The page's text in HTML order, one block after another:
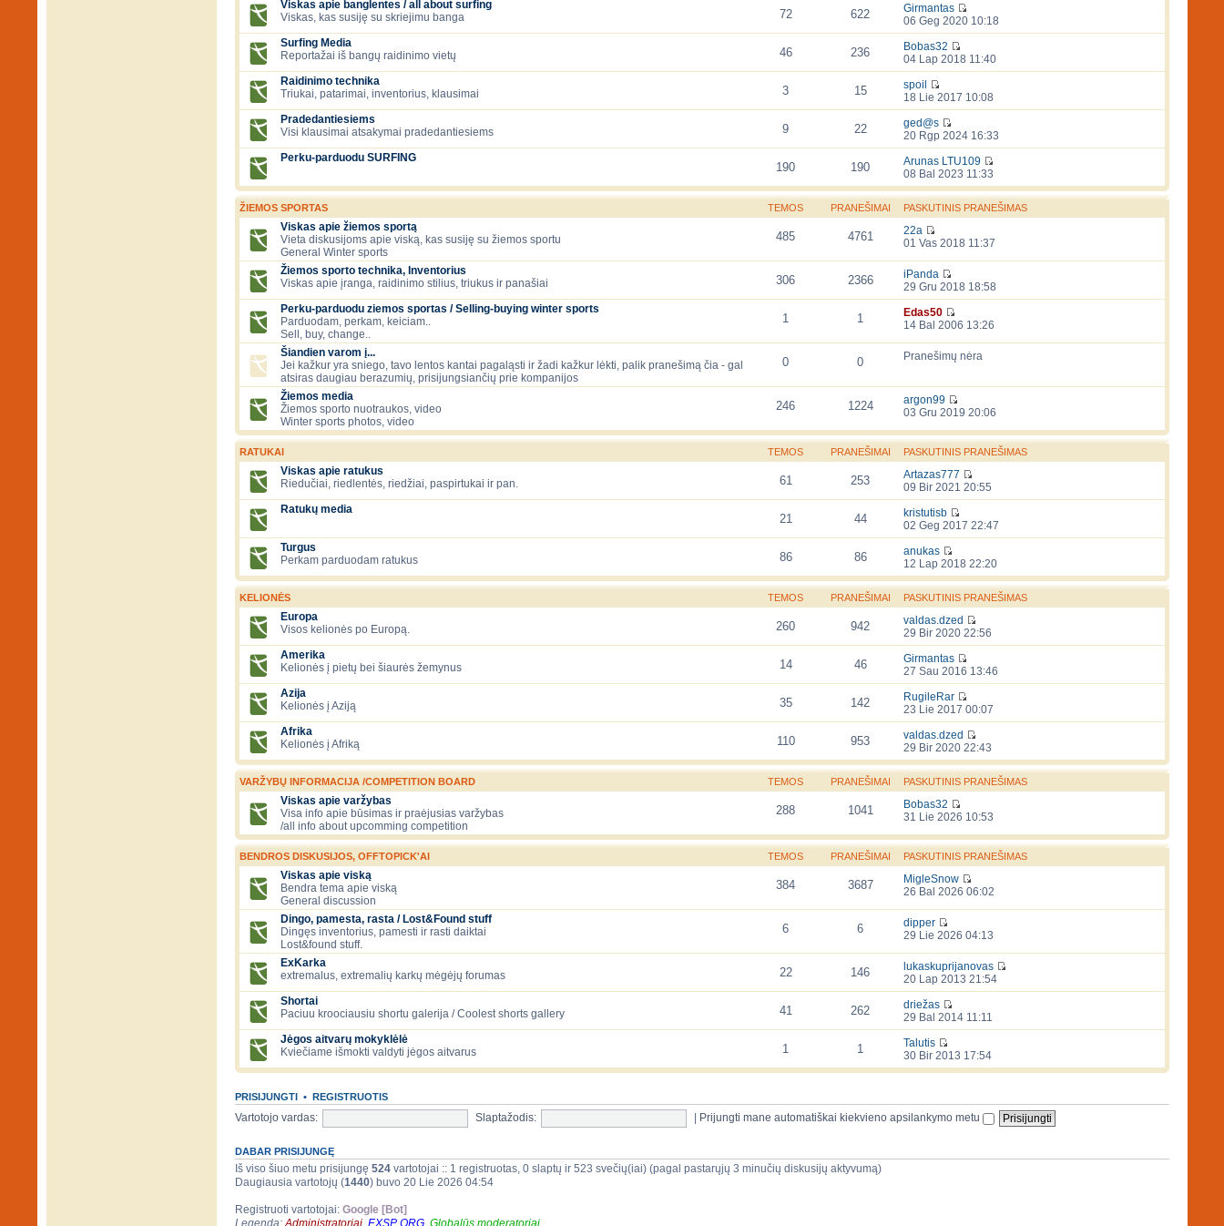
Viskas apie banglentes / all about surfing
Viskas, kas susiję su skriejimu banga
72 622
Girmantas
06 Geg 2020 10:18
Surfing Media
Reportažai iš bangų raidinimo vietų
46 236
Bobas32
04 Lap 2018 11:40
Raidinimo technika
Triukai, patarimai, inventorius, klausimai
3 15
spoil
18 Lie 2017 10:08
Pradedantiesiems
Visi klausimai atsakymai pradedantiesiems
9 22
ged@s
20 Rgp 2024 16:33
Perku-parduodu SURFING
190 190
Arunas LTU109
08 Bal 2023 11:33
ŽIEMOS SPORTAS TEMOS PRANEŠIMAI PASKUTINIS PRANEŠIMAS
Viskas apie žiemos sportą
Vieta diskusijoms apie viską, kas susiję su žiemos sportu
General Winter sports
485 4761
22a
01 Vas 2018 11:37
Žiemos sporto technika, Inventorius
Viskas apie įranga, raidinimo stilius, triukus ir panašiai
306 2366
iPanda
29 Gru 2018 18:58
Perku-parduodu ziemos sportas / Selling-buying winter sports
Parduodam, perkam, keiciam..
Sell, buy, change..
1 1
Edas50
14 Bal 2006 13:26
Šiandien varom į...
Jei kažkur yra sniego, tavo lentos kantai pagaląsti ir žadi kažkur lėkti, palik pranešimą čia - gal
atsiras daugiau berazumių, prisijungsiančių prie kompanijos
0 0 Pranešimų nėra
Žiemos media
Žiemos sporto nuotraukos, video
Winter sports photos, video
246 1224
argon99
03 Gru 2019 20:06
RATUKAI TEMOS PRANEŠIMAI PASKUTINIS PRANEŠIMAS
Viskas apie ratukus
Riedučiai, riedlentės, riedžiai, paspirtukai ir pan.
61 253
Artazas777
09 Bir 2021 20:55
Ratukų media
21 44
kristutisb
02 Geg 2017 22:47
Turgus
Perkam parduodam ratukus
86 86
anukas
12 Lap 2018 22:20
KELIONĖS TEMOS PRANEŠIMAI PASKUTINIS PRANEŠIMAS
Europa
Visos kelionės po Europą.
260 942
valdas.dzed
29 Bir 2020 22:56
Amerika
Kelionės į pietų bei šiaurės žemynus
14 46
Girmantas
27 Sau 2016 13:46
Azija
Kelionės į Aziją
35 142
RugileRar
23 Lie 2017 00:07
Afrika
Kelionės į Afriką
110 953
valdas.dzed
29 Bir 2020 22:43
VARŽYBŲ INFORMACIJA /COMPETITION BOARD TEMOS PRANEŠIMAI PASKUTINIS PRANEŠIMAS
Viskas apie varžybas
Visa info apie būsimas ir praėjusias varžybas
/all info about upcomming competition
288 1041
Bobas32
31 Lie 2026 10:53
BENDROS DISKUSIJOS, OFFTOPICK'AI TEMOS PRANEŠIMAI PASKUTINIS PRANEŠIMAS
Viskas apie viską
Bendra tema apie viską
General discussion
384 3687
MigleSnow
26 Bal 2026 06:02
Dingo, pamesta, rasta / Lost&Found stuff
Dingęs inventorius, pamesti ir rasti daiktai
Lost&found stuff.
6 6
dipper
29 Lie 2026 04:13
ExKarka
extremalus, extremalių karkų mėgėjų forumas
22 146
lukaskuprijanovas
20 Lap 2013 21:54
Shortai
Paciuu kroociausiu shortu galerija / Coolest shorts gallery
41 262
driežas
29 Bal 2014 11:11
Jėgos aitvarų mokyklėlė
Kviečiame išmokti valdyti jėgos aitvarus
1 1
Talutis
30 Bir 2013 17:54
PRISIJUNGTI • REGISTRUOTIS
Vartotojo vardas: Slaptažodis: Prijungti mane automatiškai kiekvieno apsilankymo metu
DABAR PRISIJUNGĘ
Iš viso šiuo metu prisijungę 524 vartotojai :: 1 registruotas, 0 slaptų ir 523 svečių(iai) (pagal pastarųjų 3 minučių diskusijų aktyvumą)
Daugiausia vartotojų (1440) buvo 20 Lie 2026 04:54
Registruoti vartotojai: Google [Bot]
Legenda: Administratoriai EXSP ORG Globalūs moderatoriai